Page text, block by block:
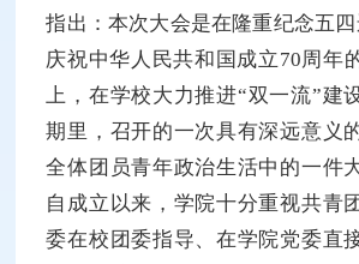
指出：本次大会是在隆重纪念五四
庆祝中华人民共和国成立70周年
上，在学校大力推进“双一流”建
期里，召开的一次具有深远意义
全体团员青年政治生活中的一件
自成立以来，学院十分重视共青
委在校团委指导、在学院党委直